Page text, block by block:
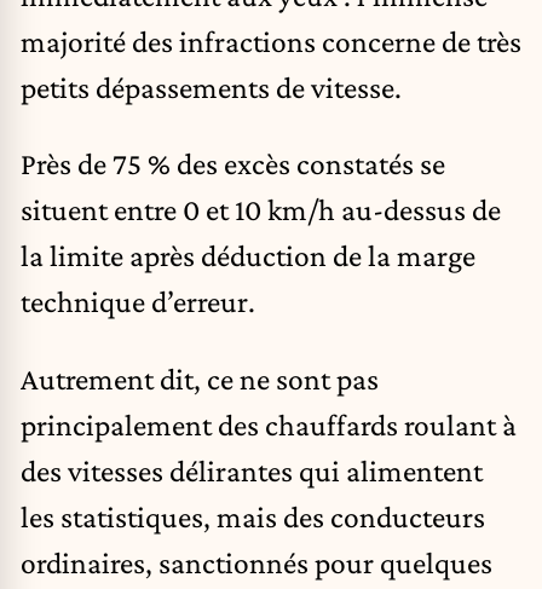
majorité des infractions concerne de très
petits dépassements de vitesse.
Près de 75 % des excès constatés se
situent entre 0 et 10 km/h au-dessus de
la limite après déduction de la marge
technique d’erreur.
Autrement dit, ce ne sont pas
principalement des chauffards roulant à
des vitesses délirantes qui alimentent
les statistiques, mais des conducteurs
ordinaires, sanctionnés pour quelques